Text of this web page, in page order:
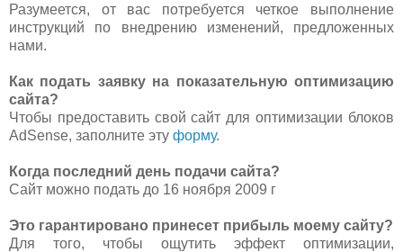
Разумеется, от вас потребуется четкое выполнение
инструкций по внедрению изменений, предложенных
нами.
Как подать заявку на показательную оптимизацию
сайта?
Чтобы предоставить свой сайт для оптимизации блоков
AdSense, заполните эту форму.
Когда последний день подачи сайта?
Сайт можно подать до 16 ноября 2009 г
Это гарантировано принесет прибыль моему сайту?
Для того, чтобы ощутить эффект оптимизации,